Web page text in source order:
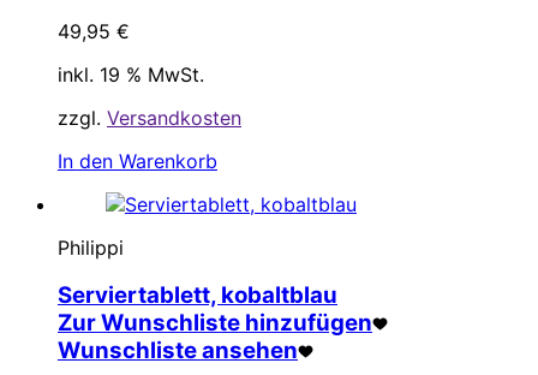
49,95 €
inkl. 19 % MwSt.
zzgl. Versandkosten
In den Warenkorb
Philippi
Serviertablett, kobaltblau
Zur Wunschliste hinzufügen
Wunschliste ansehen